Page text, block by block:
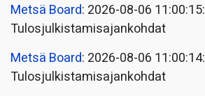
Metsä Board: 2026-08-06 11:00:15:
Tulosjulkistamisajankohdat
Metsä Board: 2026-08-06 11:00:14:
Tulosjulkistamisajankohdat